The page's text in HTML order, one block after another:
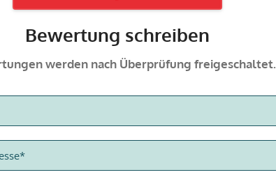
Bewertung schreiben
werden nach Überprüfung freigeschaltet.